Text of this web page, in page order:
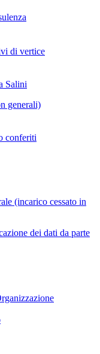
di vertice
Salini
generali)
conferiti
(incarico cessato in
dei dati da parte